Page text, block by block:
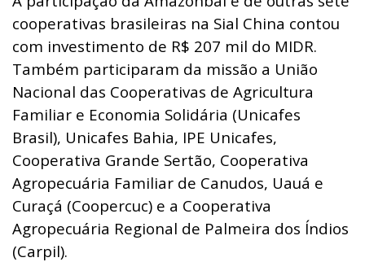
cooperativas brasileiras na Sial China contou
com investimento de R$ 207 mil do MIDR.
Também participaram da missão a União
Nacional das Cooperativas de Agricultura
Familiar e Economia Solidária (Unicafes
Brasil), Unicafes Bahia, IPE Unicafes,
Cooperativa Grande Sertão, Cooperativa
Agropecuária Familiar de Canudos, Uauá e
Curaçá (Coopercuc) e a Cooperativa
Agropecuária Regional de Palmeira dos Índios
(Carpil).